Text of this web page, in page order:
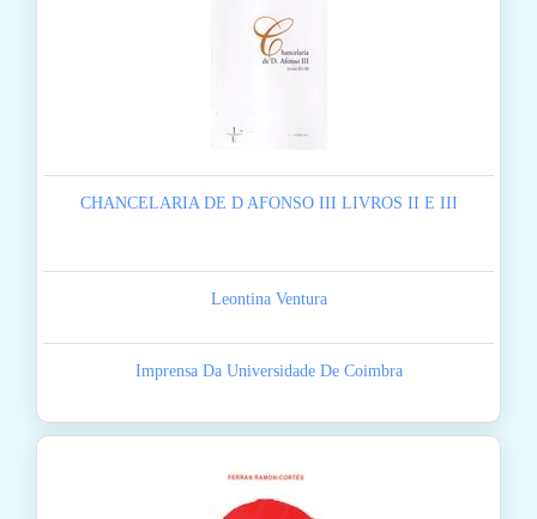
CHANCELARIA DE D AFONSO III LIVROS II E III
Leontina Ventura
Imprensa Da Universidade De Coimbra